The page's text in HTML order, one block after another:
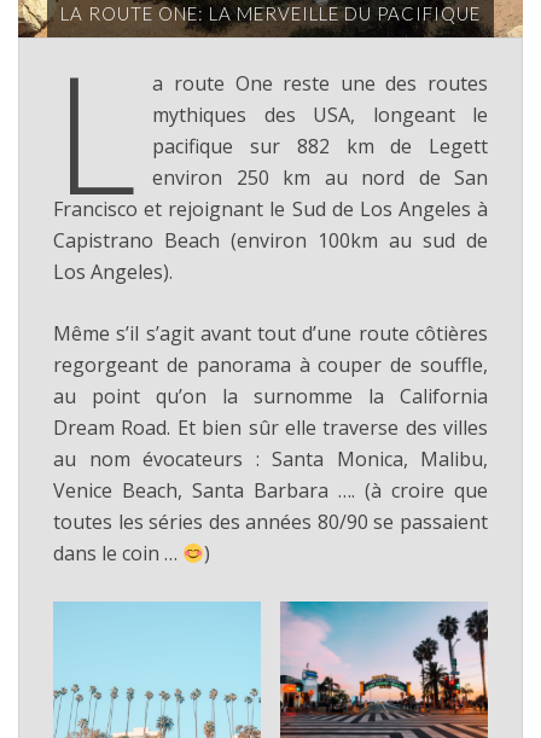
LA ROUTE ONE: LA MERVEILLE DU PACIFIQUE
L
a route One reste une des routes
mythiques des USA, longeant le
pacifique sur 882 km de Legett
environ 250 km au nord de San
Francisco et rejoignant le Sud de Los Angeles à
Capistrano Beach (environ 100km au sud de
Los Angeles).
Même s’il s’agit avant tout d’une route côtières
regorgeant de panorama à couper de souffle,
au point qu’on la surnomme la California
Dream Road. Et bien sûr elle traverse des villes
au nom évocateurs : Santa Monica, Malibu,
Venice Beach, Santa Barbara …. (à croire que
toutes les séries des années 80/90 se passaient
dans le coin …
)